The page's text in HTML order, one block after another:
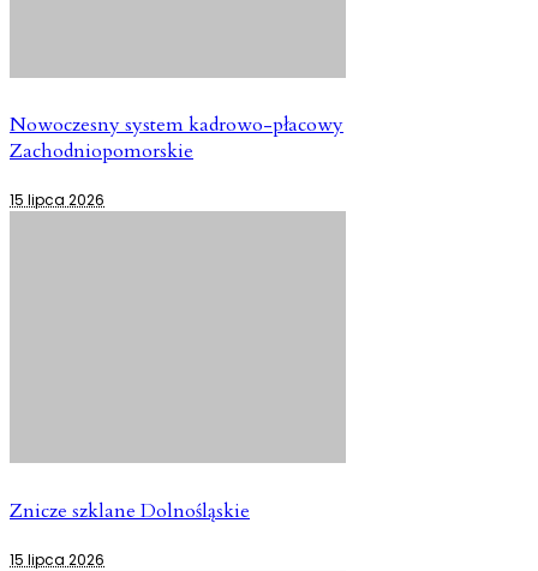
Nowoczesny system kadrowo-płacowy
Zachodniopomorskie
15 lipca 2026
Znicze szklane Dolnośląskie
15 lipca 2026